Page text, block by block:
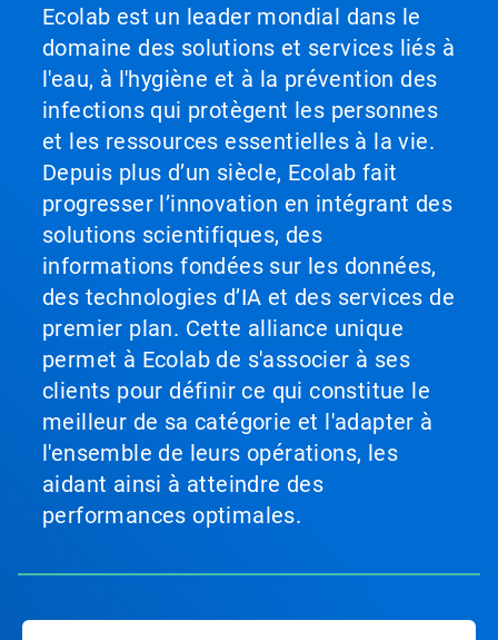
Ecolab est un leader mondial dans le
domaine des solutions et services liés à
l'eau, à l'hygiène et à la prévention des
infections qui protègent les personnes
et les ressources essentielles à la vie.
Depuis plus d’un siècle, Ecolab fait
progresser l’innovation en intégrant des
solutions scientifiques, des
informations fondées sur les données,
des technologies d’IA et des services de
premier plan. Cette alliance unique
permet à Ecolab de s'associer à ses
clients pour définir ce qui constitue le
meilleur de sa catégorie et l'adapter à
l'ensemble de leurs opérations, les
aidant ainsi à atteindre des
performances optimales.